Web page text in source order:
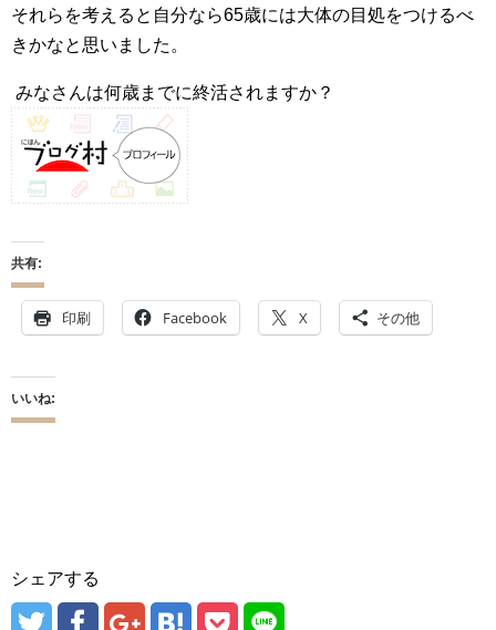
それらを考えると自分なら65歳には大体の目処をつけるべ
きかなと思いました。
みなさんは何歳までに終活されますか？
共有:
印刷 Facebook X その他
いいね:
シェアする